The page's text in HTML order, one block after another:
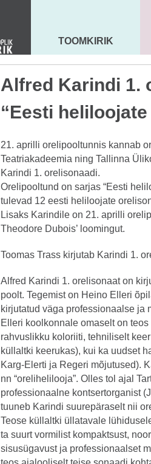
MAARJA KIRIK
TOOMKIRIK
Alfred Karindi 1.
“Eesti
21. aprilli orelipooltunnis kannab
Teatriakadeemia ning Tallinna
Karindi 1. orelisonaadi.
Orelipooltund on sarjas “Eesti
tulevad 12 eesti heliloojate
Lisaks Karindile on 21. aprilli
Theodore Dubois’ loomingut.
Toomas Trass kirjutab Karindi 1.
Alfred Karindi 1. orelisonaat on
poolt. Tegemist on Heino Elleri
kirjutatud väga professionaalse ja
Elleri koolkonnale omaselt on
rahvuslikku koloriiti, tehniliselt
küllaltki keerukas), kui ka uudset
Karg-Elerti ja Regeri mõjutused).
nn “orelihelilooja”. Olles tol ajal
professionaalne kontsertorganist
tuuneb Karindi suurepäraselt nii
Teose küllaltki üllatavale
ta suurt vormilist kompaktsust,
sisusügavust ja professionaalset